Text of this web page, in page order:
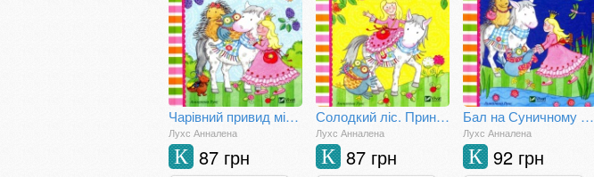
Чарівний привид місячного сяйва. Принцеса Аннелі і наймиліший в світі поні
Лухс Анналена
87 грн
К
Солодкий ліс. Принцеса Аннелі і наймиліший у світі поні.
Лухс Анналена
87 грн
К
Бал на Суничному озері. Принцеса Аннелі і наймиліший у світі поні
Лухс Анналена
92 грн
К